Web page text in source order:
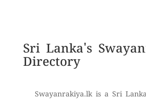
Sri Lanka's
Directory
Swayanrakiya.lk is a Sri